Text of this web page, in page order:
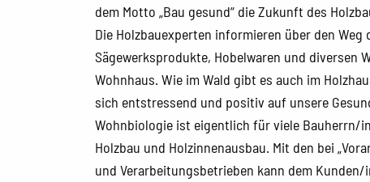
dem Motto „Bau gesund“ die Zukunft des
Die Holzbauexperten informieren über den Weg
Sägewerksprodukte, Hobelwaren und diversen
Wohnhaus. Wie im Wald gibt es auch im
sich entstressend und positiv auf unsere
Wohnbiologie ist eigentlich für viele Bauherrn/
Holzbau und Holzinnenausbau. Mit den bei
und Verarbeitungsbetrieben kann dem